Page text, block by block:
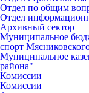
Отдел по общим
Отдел
Архивный сектор
Муниципальное
спорт
Муниципальное
района"
Комиссии
Комиссии